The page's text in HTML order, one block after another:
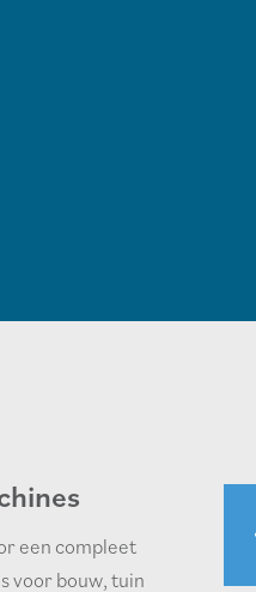
een compleet
voor bouw, tuin